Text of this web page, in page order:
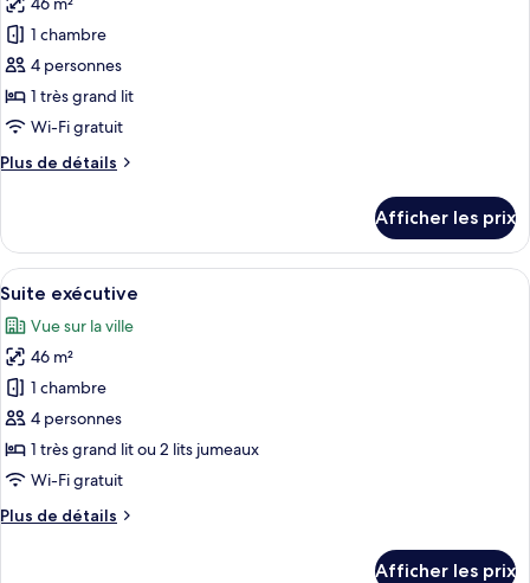
photos
pour
ce
type
de
chambre :
Suite
1 chambre
4 personnes
1 très grand lit
Wi-Fi gratuit
Plus de détails
Plus
Suite
(Skyline)
Afficher les prix
Afficher
toutes
les
photos
pour
ce
type
de
chambre :
Suite
Une chambre d’hôtel moderne
7
Suite exécutive
Vue sur la ville
46 m²
1 chambre
4 personnes
1 très grand lit ou 2 lits jumeaux
Wi-Fi gratuit
Plus de détails
Plus
Afficher les prix